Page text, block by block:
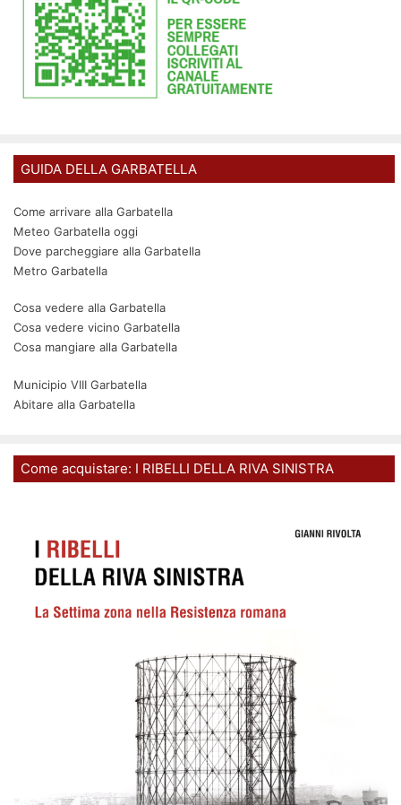
GUIDA DELLA GARBATELLA
Come arrivare alla Garbatella
Meteo Garbatella oggi
Dove parcheggiare alla Garbatella
Metro Garbatella
Cosa vedere alla Garbatella
Cosa vedere vicino Garbatella
Cosa mangiare alla Garbatella
Municipio VIII Garbatella
Abitare alla Garbatella
Come acquistare: I RIBELLI DELLA RIVA SINISTRA